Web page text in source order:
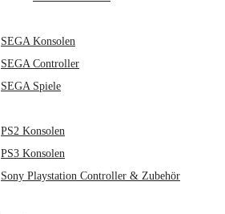
SEGA Konsolen
SEGA Controller
SEGA Spiele
PS2 Konsolen
PS3 Konsolen
Sony Playstation Controller & Zubehör